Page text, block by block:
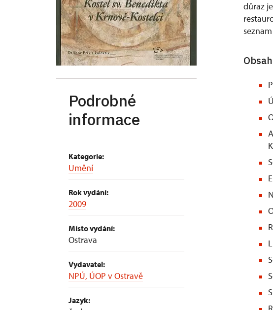
Podrobné
informace
Kategorie:
Umění
Rok vydání:
2009
Místo vydání:
Ostrava
Vydavatel:
NPÚ, ÚOP v Ostravě
Jazyk:
důraz